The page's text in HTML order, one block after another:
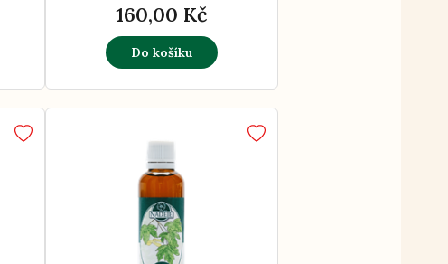
160,00 Kč
Do košíku